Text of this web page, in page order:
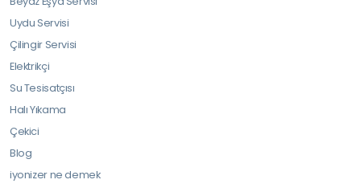
Uydu Servisi
Çilingir Servisi
Elektrikçi
Su Tesisatçısı
Halı Yıkama
Çekici
Blog
iyonizer ne demek